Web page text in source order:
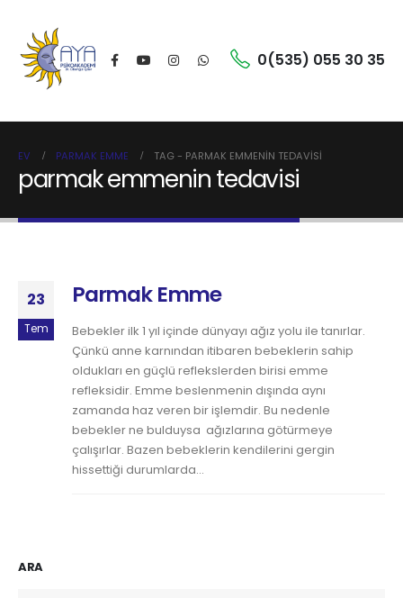
0(535) 055 30 35
EV PARMAK EMME TAG - PARMAK EMMENIN TEDAVISI
parmak emmenin tedavisi
23
Tem
Parmak Emme
Bebekler ilk 1 yıl içinde dünyayı ağız yolu ile tanırlar.
Çünkü anne karnından itibaren bebeklerin sahip
oldukları en güçlü reflekslerden birisi emme
refleksidir. Emme beslenmenin dışında aynı
zamanda haz veren bir işlemdir. Bu nedenle
bebekler ne bulduysa ağızlarına götürmeye
çalışırlar. Bazen bebeklerin kendilerini gergin
hissettiği durumlarda...
ARA